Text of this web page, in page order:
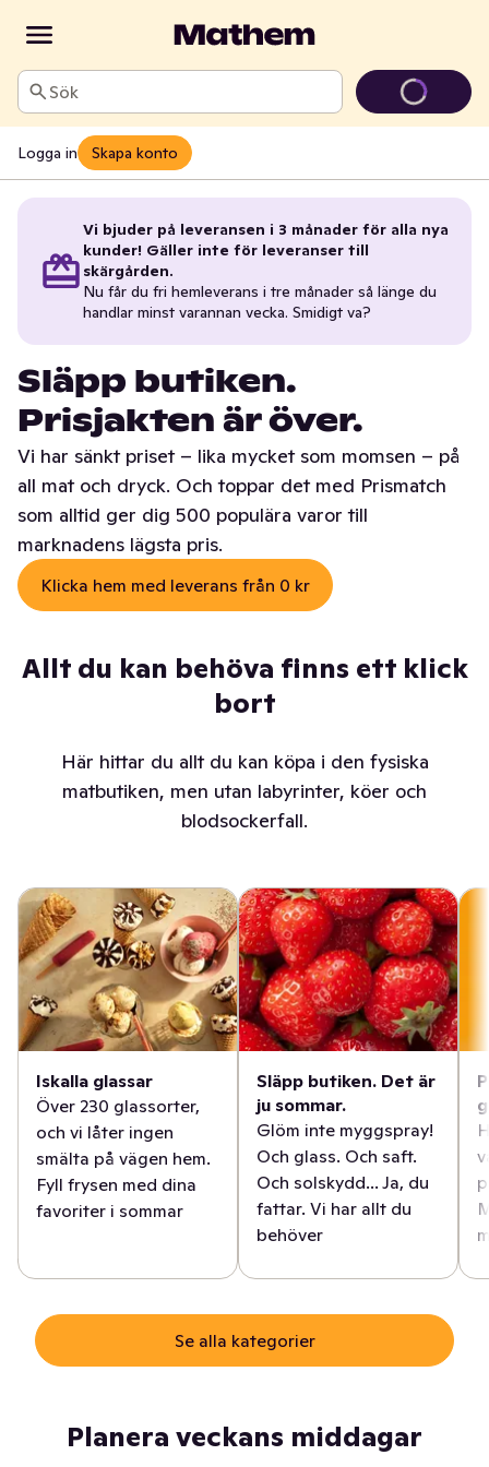
Sök
Logga in Skapa konto
Vi bjuder på leveransen i 3 månader för alla nya
kunder! Gäller inte för leveranser till
skärgården.
Nu får du fri hemleverans i tre månader så länge du
handlar minst varannan vecka. Smidigt va?
Släpp butiken.
Prisjakten är över.
Vi har sänkt priset – lika mycket som momsen – på
all mat och dryck. Och toppar det med Prismatch
som alltid ger dig 500 populära varor till
marknadens lägsta pris.
Klicka hem med leverans från 0 kr
Allt du kan behöva finns ett klick
bort
Här hittar du allt du kan köpa i den fysiska
matbutiken, men utan labyrinter, köer och
blodsockerfall.
Iskalla glassar
Över 230 glassorter,
och vi låter ingen
smälta på vägen hem.
Fyll frysen med dina
favoriter i sommar
Släpp butiken. Det är
ju sommar.
Glöm inte myggspray!
Och glass. Och saft.
Och solskydd... Ja, du
fattar. Vi har allt du
behöver
Se alla kategorier
Planera veckans middagar